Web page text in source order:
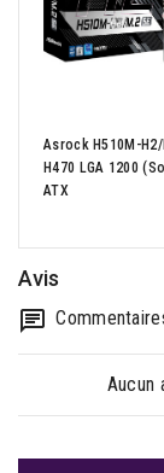
Asrock H510M-H2/
H470 LGA 1200
ATX
Avis
Aucun